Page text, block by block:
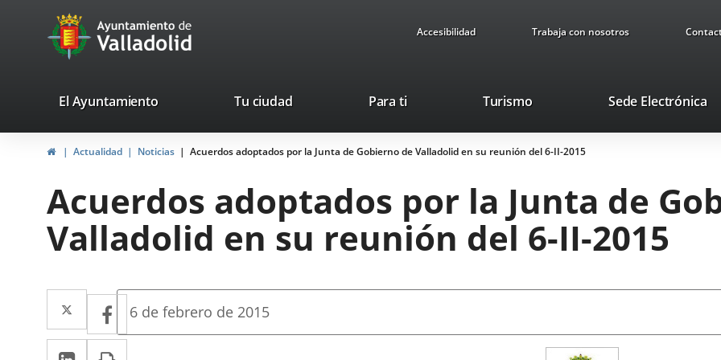
Portal
Web
Ayuntamiento
de
Accesibilidad Trabaja con nosotros
valladolid.es
El Ayuntamiento Tu ciudad Para ti TurismoEste
se
abrirá
ventana
nueva.
Sede Electrónica
InicioActualidad Noticias Acuerdos adoptados por la Junta de Gobierno de Valladolid en su reunión del 6-II-2015
Acuerdos adoptados por la Junta de
Valladolid en su reunión del 6-II-2015
Twitter
Enlace
a
Facebook
Enlace
a
LinkedIn
Enlace
Fecha
la
6 de febrero de 2015